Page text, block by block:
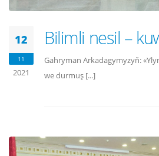
12
11
2021
Bilimli nesil –
Gahryman Arkadagymyzyň:
we durmuş [...]